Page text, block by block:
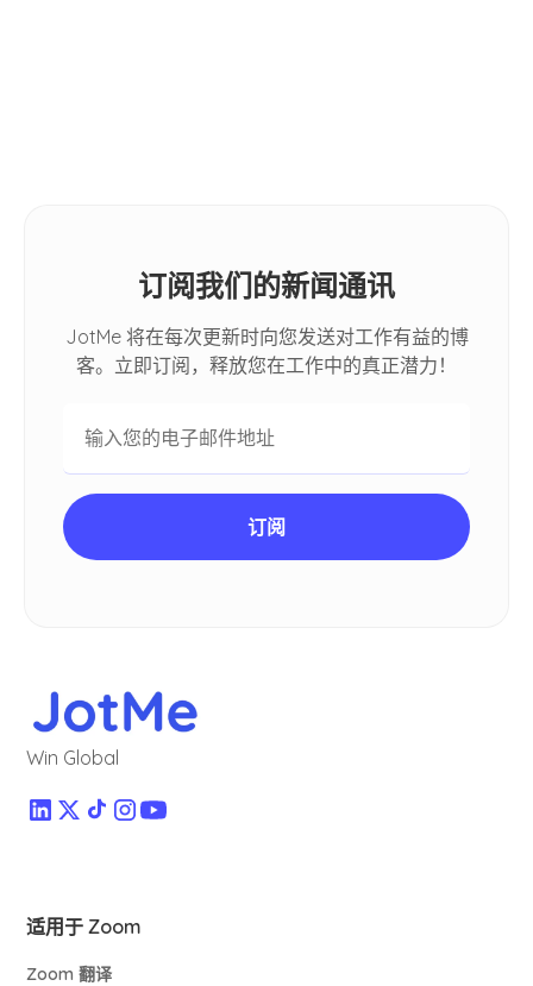
订阅我们的新闻通讯
JotMe 将在每次更新时向您发送对工作有益的博
客。立即订阅，释放您在工作中的真正潜力！
Win Global
适用于 Zoom
Zoom 翻译